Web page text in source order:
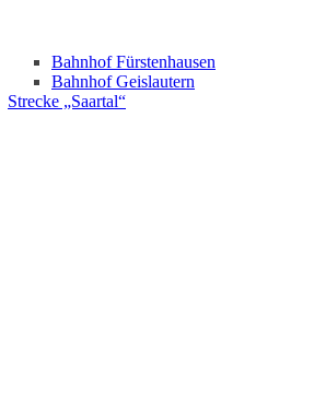
Bahnhof Fürstenhausen
Bahnhof Geislautern
Strecke „Saartal“